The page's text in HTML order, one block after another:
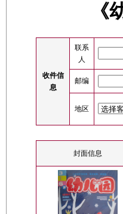
收件信
息
联系
人
邮编
地区
封面信息